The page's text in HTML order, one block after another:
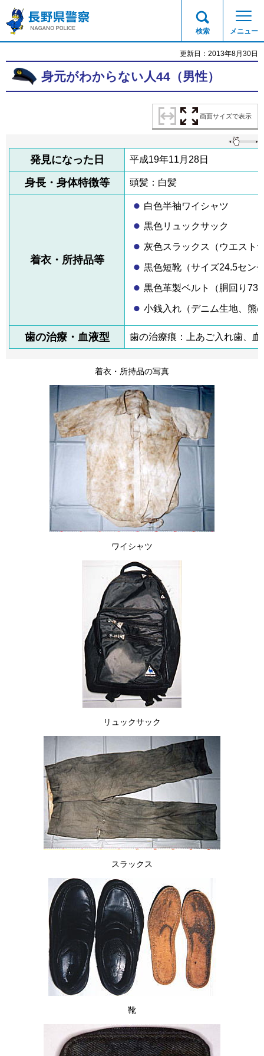
長野県警察
検索 メニュー
更新日：2013年8月30日
身元がわからない人44（男性）
画面サイズで表示
発見になった日 平成19年11月28日
身長・身体特徴等 頭髪：白髪
着衣・所持品等
白色半袖ワイシャツ
黒色リュックサック
灰色スラックス（ウエスト
黒色短靴（サイズ24.5セン
黒色革製ベルト（胴回り73
小銭入れ（デニム生地、熊
歯の治療・血液型 歯の治療痕：上あご入れ歯、
着衣・所持品の写真
ワイシャツ
リュックサック
スラックス
靴